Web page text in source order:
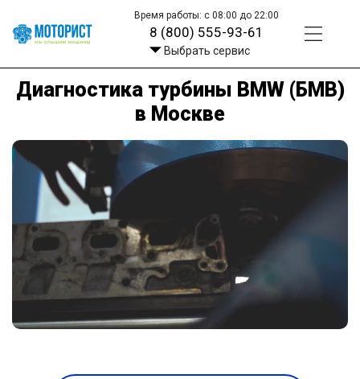
Время работы: с 08:00 до 22:00
8 (800) 555-93-61
Выбрать сервис
Диагностика турбины BMW (БМВ)
в Москве